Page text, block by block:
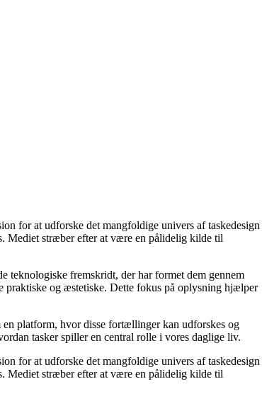
for at udforske det mangfoldige univers af taskedesign
Mediet stræber efter at være en pålidelig kilde til
teknologiske fremskridt, der har formet dem gennem
praktiske og æstetiske. Dette fokus på oplysning hjælper
en platform, hvor disse fortællinger kan udforskes og
tasker spiller en central rolle i vores daglige liv.
for at udforske det mangfoldige univers af taskedesign
Mediet stræber efter at være en pålidelig kilde til